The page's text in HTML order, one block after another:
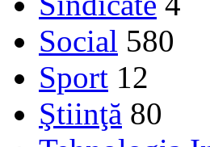
Social 580
Sport 12
Ştiinţă 80